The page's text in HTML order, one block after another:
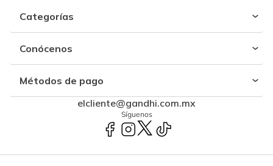
Categorías
Conócenos
Métodos de pago
elcliente@gandhi.com.mx
Síguenos